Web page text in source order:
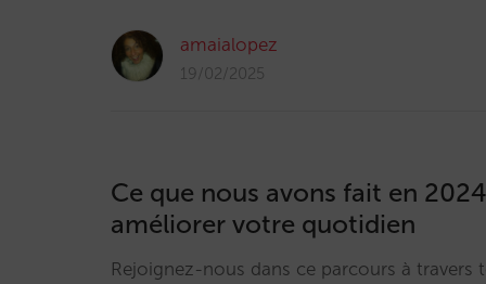
amaialopez
19/02/2025
Ce que nous avons fait en
améliorer votre quotidien
Rejoignez-nous dans ce parcours à travers